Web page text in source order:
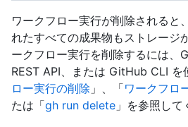
ワークフロー実行が削除されると
れたすべての成果物もストレージ
ークフロー実行を削除するには、
REST API、または GitHub CLI を
ロー実行の削除 」、「ワークフロ
たは「gh run delete 」を参照して